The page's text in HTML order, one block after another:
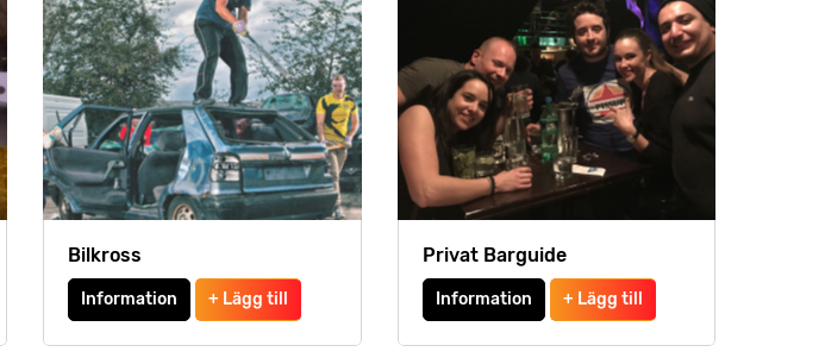
Bilkross
Information + Lägg till
Privat Barguide
Information + Lägg till